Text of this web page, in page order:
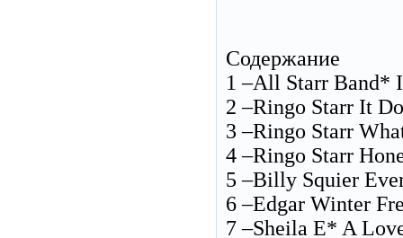
Содержание
1 –All Starr Band*
2 –Ringo Starr It
3 –Ringo Starr
4 –Ringo Starr
5 –Billy Squier
6 –Edgar Winter
7 –Sheila E* A